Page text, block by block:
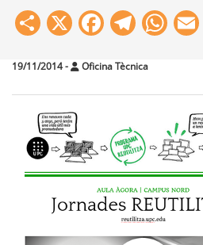
Share
X Facebook
19/11/2014- Oficina Tècnica